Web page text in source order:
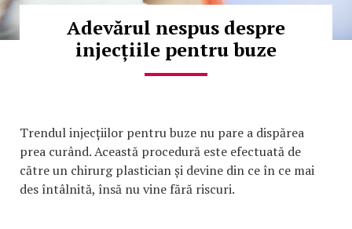
Adevărul nespus despre
injecțiile pentru buze
Trendul injecțiilor pentru buze nu pare a dispărea
prea curând. Această procedură este efectuată de
către un chirurg plastician și devine din ce în ce mai
des întâlnită, însă nu vine fără riscuri.